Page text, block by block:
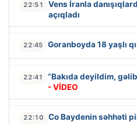
22:51
Vens İranla
açıqladı
22:45 Goranboyda 18 yaşlı
22:41
“Bakıda deyildim,
- VİDEO
22:10 Co Baydenin səhhəti